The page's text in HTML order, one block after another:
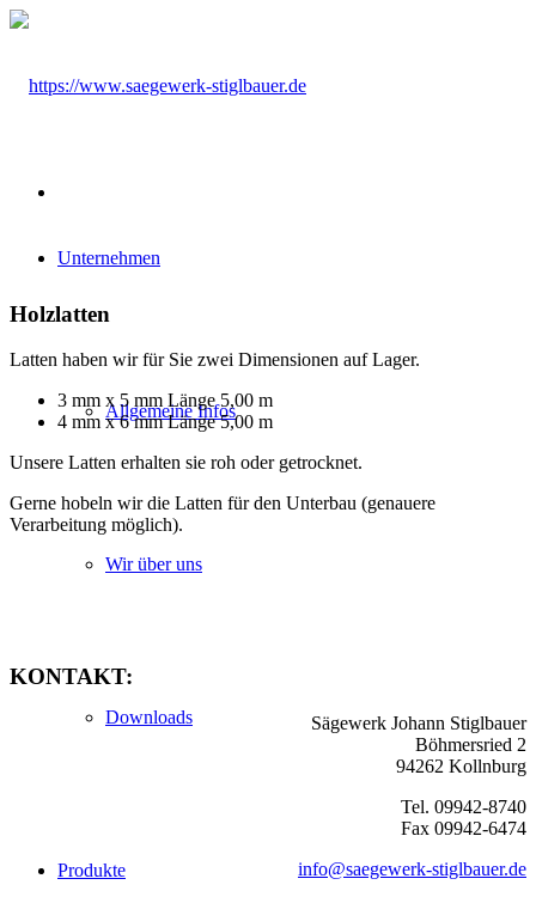
Unternehmen
Allgemeine Infos
Wir über uns
Downloads
Produkte
Holzlatten
Latten haben wir für Sie zwei Dimensionen auf Lager.
3 mm x 5 mm Länge 5,00 m
4 mm x 6 mm Länge 5,00 m
Unsere Latten erhalten sie roh oder getrocknet.
Gerne hobeln wir die Latten für den Unterbau (genauere
Verarbeitung möglich).
KONTAKT:
Sägewerk Johann Stiglbauer
Böhmersried 2
94262 Kollnburg
Tel. 09942-8740
Fax 09942-6474
info@saegewerk-stiglbauer.de